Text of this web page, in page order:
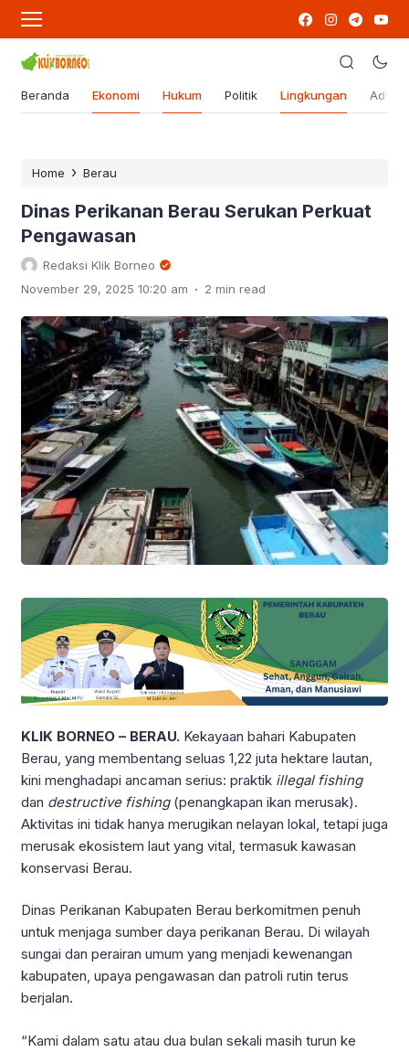
Beranda Ekonomi Hukum Politik Lingkungan
Home › Berau
Dinas Perikanan Berau Serukan Perkuat
Pengawasan
Redaksi Klik Borneo
November 29, 2025 10:20 am . 2 min read
KLIK BORNEO – BERAU. Kekayaan bahari Kabupaten
Berau, yang membentang seluas 1,22 juta hektare lautan,
kini menghadapi ancaman serius: praktik illegal fishing
dan destructive fishing(penangkapan ikan merusak).
Aktivitas ini tidak hanya merugikan nelayan lokal, tetapi juga
merusak ekosistem laut yang vital, termasuk kawasan
konservasi Berau.
Dinas Perikanan Kabupaten Berau berkomitmen penuh
untuk menjaga sumber daya perikanan Berau. Di wilayah
sungai dan perairan umum yang menjadi kewenangan
kabupaten, upaya pengawasan dan patroli rutin terus
berjalan.
“Kami dalam satu atau dua bulan sekali masih turun ke